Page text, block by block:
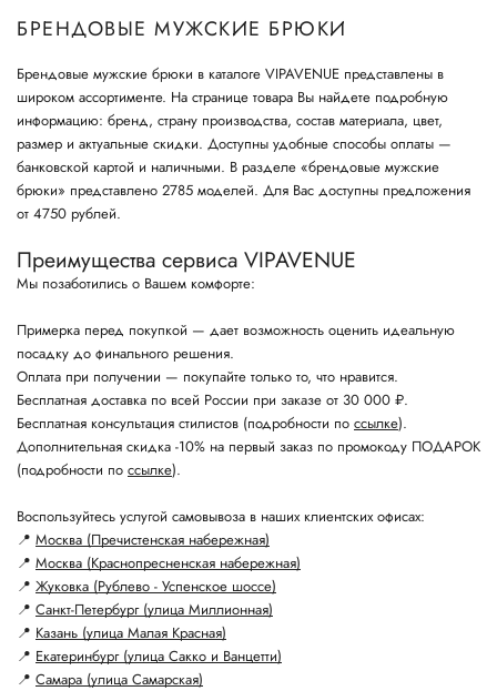
БРЕНДОВЫЕ МУЖСКИЕ БРЮКИ
Брендовые мужские брюки в каталоге VIPAVENUE представлены в
широком ассортименте. На странице товара Вы найдете подробную
информацию: бренд, страну производства, состав материала, цвет,
размер и актуальные скидки. Доступны удобные способы оплаты —
банковской картой и наличными. В разделе «брендовые мужские
брюки» представлено 2785 моделей. Для Вас доступны предложения
от 4750 рублей.
Преимущества сервиса VIPAVENUE
Мы позаботились о Вашем комфорте:
Примерка перед покупкой — дает возможность оценить идеальную
посадку до финального решения.
Оплата при получении — покупайте только то, что нравится.
Бесплатная доставка по всей России при заказе от 30 000 ₽.
Бесплатная консультация стилистов (подробности по ссылке).
Дополнительная скидка -10% на первый заказ по промокоду ПОДАРОК
(подробности по ссылке).
Воспользуйтесь услугой самовывоза в наших клиентских офисах:
📍 Москва (Пречистенская набережная)
📍 Москва (Краснопресненская набережная)
📍 Жуковка (Рублево - Успенское шоссе)
📍 Санкт-Петербург (улица Миллионная)
📍 Казань (улица Малая Красная)
📍 Екатеринбург (улица Сакко и Ванцетти)
📍 Самара (улица Самарская)